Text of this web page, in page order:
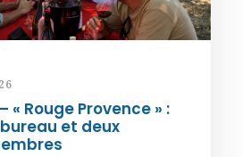
« Rouge Provence » :
et deux